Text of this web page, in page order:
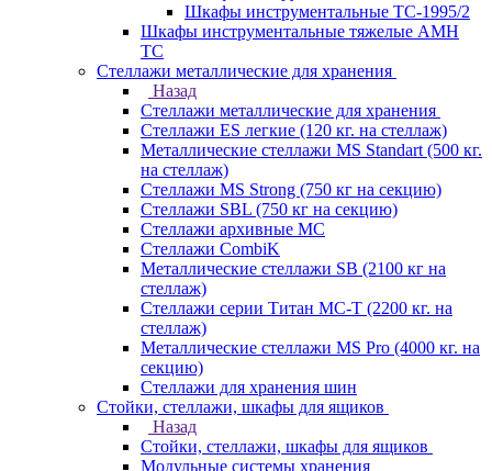
Шкафы инструментальные ТС-1995/2
Шкафы инструментальные тяжелые AMH
TC
Стеллажи металлические для хранения
Назад
Стеллажи металлические для хранения
Стеллажи ES легкие (120 кг. на стеллаж)
Металлические стеллажи MS Standart (500 кг.
на стеллаж)
Стеллажи MS Strong (750 кг на секцию)
Стеллажи SBL (750 кг на секцию)
Стеллажи архивные МС
Стеллажи CombiK
Металлические стеллажи SB (2100 кг на
стеллаж)
Стеллажи серии Титан МС-Т (2200 кг. на
стеллаж)
Металлические стеллажи MS Pro (4000 кг. на
секцию)
Стеллажи для хранения шин
Стойки, стеллажи, шкафы для ящиков
Назад
Стойки, стеллажи, шкафы для ящиков
Модульные системы хранения